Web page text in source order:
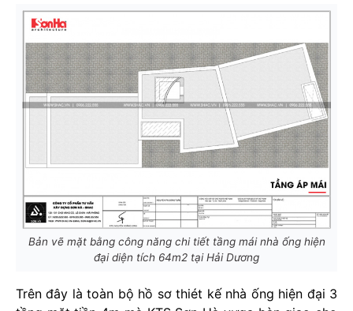
Bản vẽ mặt bằng công năng chi tiết tầng mái nhà ống hiện
đại diện tích 64m2 tại Hải Dương
Trên đây là toàn bộ hồ sơ thiét kế nhà ống hiện đại 3